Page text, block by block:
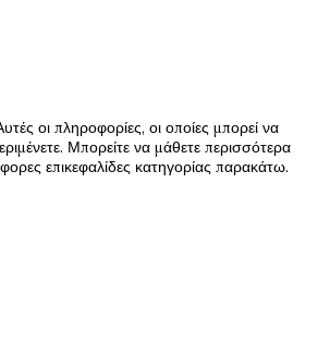
οι πληροφορίες, οι οποίες μπορεί να
Μπορείτε να μάθετε περισσότερα
επικεφαλίδες κατηγορίας παρακάτω.